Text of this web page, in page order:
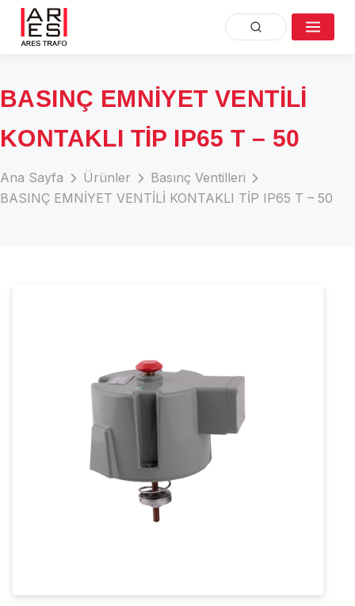
BASINÇ EMNİYET VENTİLİ
KONTAKLI TİP IP65 T – 50
Ana Sayfa Ürünler
Basınç Ventilleri
BASINÇ EMNİYET VENTİLİ KONTAKLI TİP IP65 T – 50